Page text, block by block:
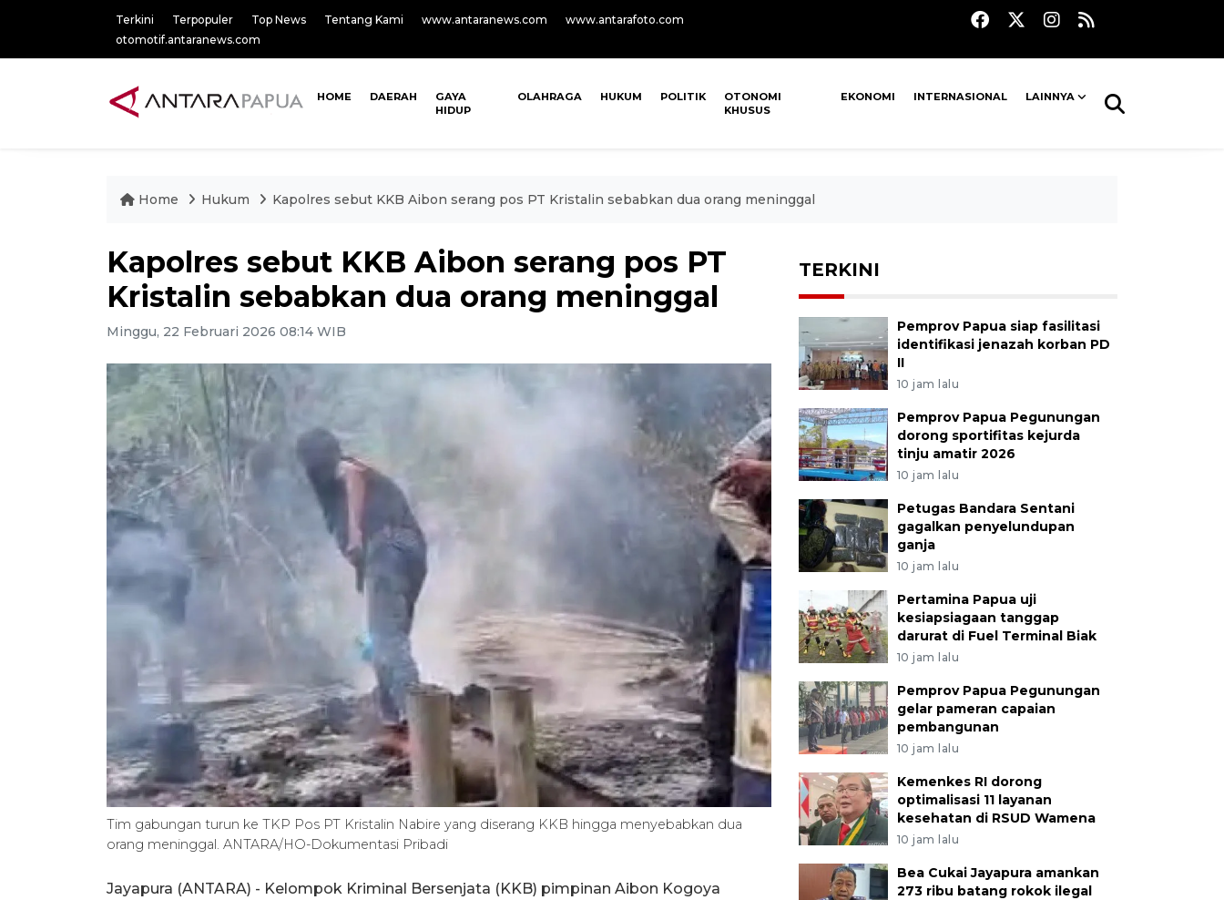
Terkini Terpopuler Top News Tentang Kami www.antaranews.com
www.antarafoto.com
otomotif.antaranews.com
HOME DAERAH
GAYA
HIDUP
OLAHRAGA HUKUM POLITIK
OTONOMI
KHUSUS
EKONOMI INTERNASIONAL LAINNYA
Home Hukum Kapolres sebut KKB Aibon serang pos PT Kristalin sebabkan dua orang meninggal
Kapolres sebut KKB Aibon serang pos PT
Kristalin sebabkan dua orang meninggal
Minggu, 22 Februari 2026 08:14 WIB
Tim gabungan turun ke TKP Pos PT Kristalin Nabire yang diserang KKB hingga menyebabkan dua
orang meninggal. ANTARA/HO-Dokumentasi Pribadi
Jayapura (ANTARA) - Kelompok Kriminal Bersenjata (KKB) pimpinan Aibon Kogoya
TERKINI
Pemprov Papua siap fasilitasi
identifikasi jenazah korban PD
II
10 jam lalu
Pemprov Papua Pegunungan
dorong sportifitas kejurda
tinju amatir 2026
10 jam lalu
Petugas Bandara Sentani
gagalkan penyelundupan
ganja
10 jam lalu
Pertamina Papua uji
kesiapsiagaan tanggap
darurat di Fuel Terminal Biak
10 jam lalu
Pemprov Papua Pegunungan
gelar pameran capaian
pembangunan
10 jam lalu
Kemenkes RI dorong
optimalisasi 11 layanan
kesehatan di RSUD Wamena
10 jam lalu
Bea Cukai Jayapura amankan
273 ribu batang rokok ilegal